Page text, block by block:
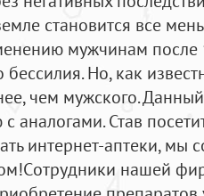
становится все
мужчинам после
Но, как
чем мужского.
аналогами. Став
интернет-аптеки, мы
нашей